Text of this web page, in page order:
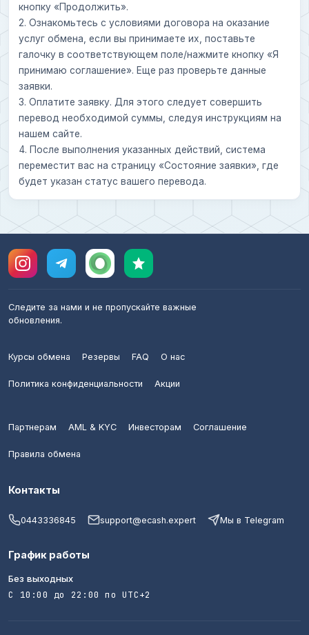
кнопку «Продолжить».
2. Ознакомьтесь с условиями договора на оказание
услуг обмена, если вы принимаете их, поставьте
галочку в соответствующем поле/нажмите кнопку «Я
принимаю соглашение». Еще раз проверьте данные
заявки.
3. Оплатите заявку. Для этого следует совершить
перевод необходимой суммы, следуя инструкциям на
нашем сайте.
4. После выполнения указанных действий, система
переместит вас на страницу «Состояние заявки», где
будет указан статус вашего перевода.
Следите за нами и не пропускайте важные
обновления.
Курсы обмена Резервы FAQ О нас
Политика конфиденциальности Акции
Партнерам AML & KYC Инвесторам Соглашение
Правила обмена
Контакты
0443336845 support@ecash.expert Мы в Telegram
График работы
Без выходных
С 10:00 до 22:00 по UTC+2